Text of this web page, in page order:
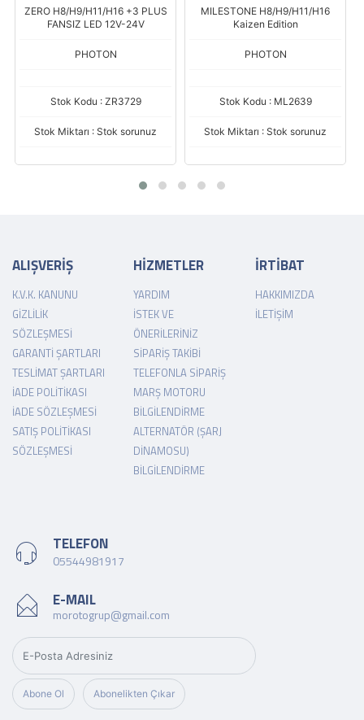
ZERO H8/H9/H11/H16 +3 PLUS
FANSIZ LED 12V-24V
PHOTON
Stok Kodu : ZR3729
Stok Miktarı : Stok sorunuz
MILESTONE H8/H9/H11/H16
Kaizen Edition
PHOTON
Stok Kodu : ML2639
Stok Miktarı : Stok sorunuz
ALIŞVERİŞ
K.V.K. KANUNU
GIZLILIK
SÖZLEŞMESI
GARANTI ŞARTLARI
TESLIMAT ŞARTLARI
İADE POLITIKASI
İADE SÖZLEŞMESI
SATIŞ POLITIKASI
SÖZLEŞMESI
HİZMETLER
YARDIM
İSTEK VE
ÖNERILERINIZ
SIPARIŞ TAKIBI
TELEFONLA SIPARIŞ
MARŞ MOTORU
BILGILENDIRME
ALTERNATÖR (ŞARJ
DINAMOSU)
BILGILENDIRME
İRTİBAT
HAKKIMIZDA
İLETIŞIM
TELEFON
05544981917
E-MAIL
morotogrup@gmail.com
Abone Ol Abonelikten Çıkar